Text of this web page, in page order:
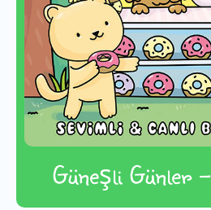
Güneşli Günler -